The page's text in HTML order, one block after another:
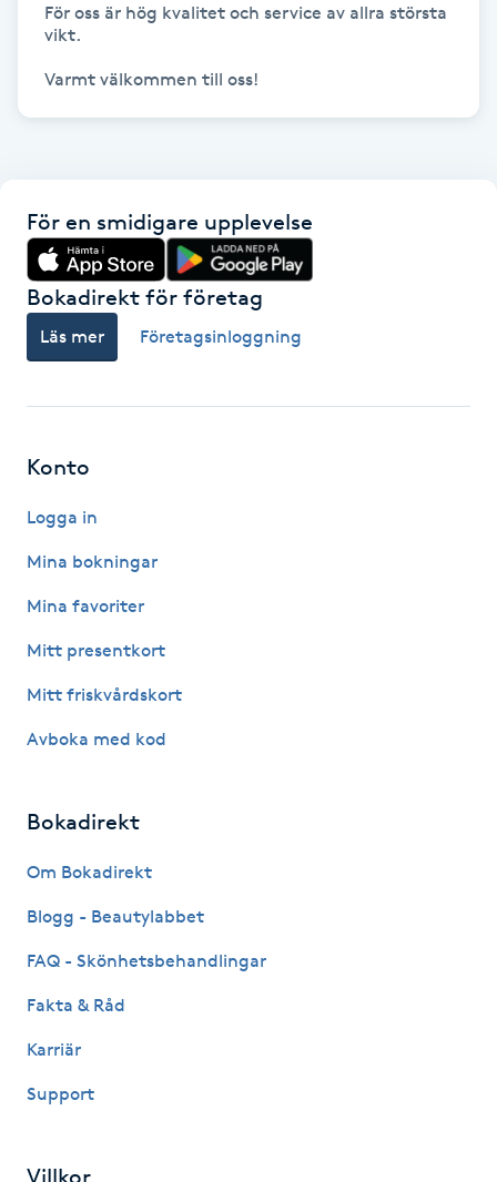
Katun fransar
Kinesiologi
Kinesisk medicin
Kiropraktik
Klangmassage
Klippning
Klippning & Slingor
Koppningsmassage
Käkledsbehandling
Lashlift Keratin
För oss är hög kvalitet och service av allra största
vikt.
Varmt välkommen till oss!
För en smidigare upplevelse
Bokadirekt för företag
Läs mer Företagsinloggning
Konto
Logga in
Mina bokningar
Mina favoriter
Mitt presentkort
Mitt friskvårdskort
Avboka med kod
Bokadirekt
Om Bokadirekt
Blogg - Beautylabbet
FAQ - Skönhetsbehandlingar
Fakta & Råd
Karriär
Support
Villkor